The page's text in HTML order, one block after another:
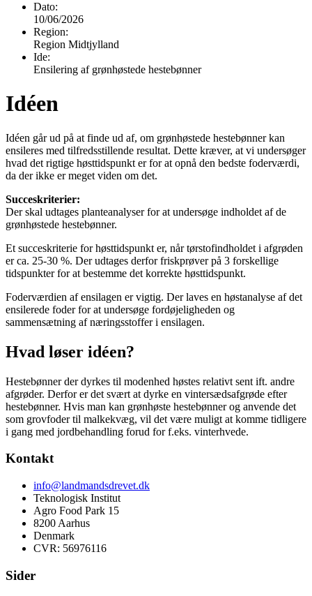
Dato:
10/06/2026
Region:
Region Midtjylland
Ide:
Ensilering af grønhøstede hestebønner
Idéen
Idéen går ud på at finde ud af, om grønhøstede hestebønner kan
ensileres med tilfredsstillende resultat. Dette kræver, at vi undersøger
hvad det rigtige høsttidspunkt er for at opnå den bedste foderværdi,
da der ikke er meget viden om det.
Succeskriterier:
Der skal udtages planteanalyser for at undersøge indholdet af de
grønhøstede hestebønner.
Et succeskriterie for høsttidspunkt er, når tørstofindholdet i afgrøden
er ca. 25-30 %. Der udtages derfor friskprøver på 3 forskellige
tidspunkter for at bestemme det korrekte høsttidspunkt.
Foderværdien af ensilagen er vigtig. Der laves en høstanalyse af det
ensilerede foder for at undersøge fordøjeligheden og
sammensætning af næringsstoffer i ensilagen.
Hvad løser idéen?
Hestebønner der dyrkes til modenhed høstes relativt sent ift. andre
afgrøder. Derfor er det svært at dyrke en vintersædsafgrøde efter
hestebønner. Hvis man kan grønhøste hestebønner og anvende det
som grovfoder til malkekvæg, vil det være muligt at komme tidligere
i gang med jordbehandling forud for f.eks. vinterhvede.
Kontakt
info@landmandsdrevet.dk
Teknologisk Institut
Agro Food Park 15
8200 Aarhus
Denmark
CVR: 56976116
Sider